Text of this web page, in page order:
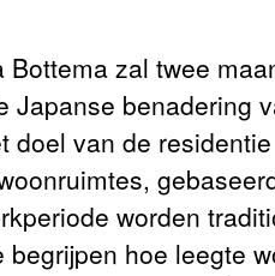
zal twee
Japanse benadering
doel van de
worden
hoe leegte